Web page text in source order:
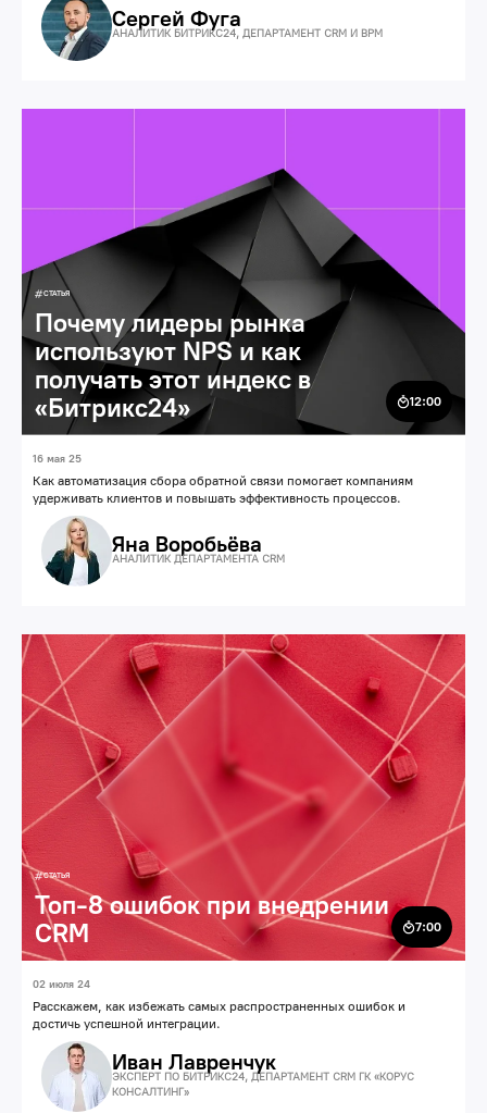
Сергей Фуга
АНАЛИТИК БИТРИКС24, ДЕПАРТАМЕНТ CRM И BPM
СТАТЬЯ
Почему лидеры рынка
используют NPS и как
получать этот индекс в
«Битрикс24»
12:00
16 мая 25
Как автоматизация сбора обратной связи помогает компаниям
удерживать клиентов и повышать эффективность процессов.
Яна Воробьёва
АНАЛИТИК ДЕПАРТАМЕНТА CRM
Технологии Автоматизация продаж, маркетинга и сервиса
СТАТЬЯ
Топ-8 ошибок при внедрении
CRM
7:00
02 июля 24
Расскажем, как избежать самых распространенных ошибок и
достичь успешной интеграции.
Иван Лавренчук
ЭКСПЕРТ ПО БИТРИКС24, ДЕПАРТАМЕНТ CRM ГК «КОРУС
КОНСАЛТИНГ»